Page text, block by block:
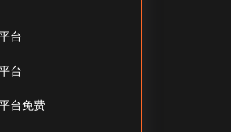
台
台
台免费